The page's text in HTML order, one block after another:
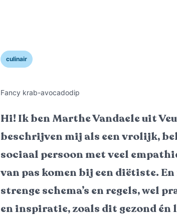
culinair
Fancy krab-avocadodip
Hi! Ik ben Marthe Vandaele uit
beschrijven mij als een vrolijk,
sociaal persoon met veel
van pas komen bij een diëtiste.
strenge schema’s en regels, wel
en inspiratie, zoals dit gezond én